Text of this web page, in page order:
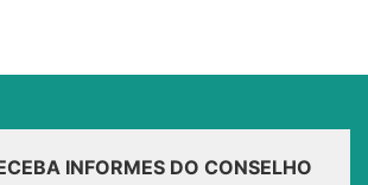
INFORMES DO CONSELHO